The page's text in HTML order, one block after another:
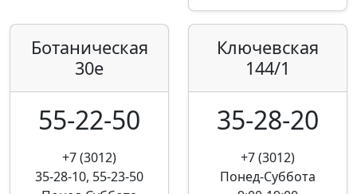
Ботаническая
30е
55-22-50
+7 (3012)
35-28-10, 55-23-50
Ключевская
144/1
35-28-20
+7 (3012)
Понед-Суббота